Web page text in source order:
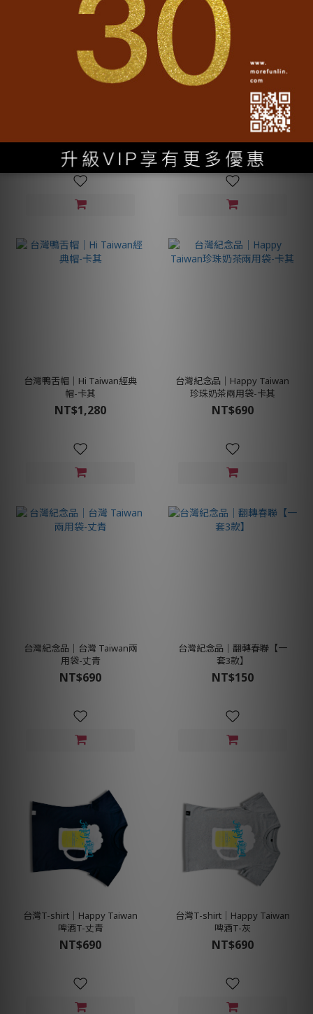
NT$1,280
台灣鴨舌帽│Hi Taiwan經典
NT$1,280
台灣鴨舌帽│Hi Taiwan經典
帽-卡其
NT$1,280
台灣紀念品│Happy Taiwan
珍珠奶茶兩用袋-卡其
NT$690
台灣紀念品│台灣 Taiwan兩
用袋-丈青
NT$690
台灣紀念品│翻轉春聯【一
套3款】
NT$150
台灣T-shirt│Happy Taiwan
啤酒T-丈青
NT$690
台灣T-shirt│Happy Taiwan
啤酒T-灰
NT$690